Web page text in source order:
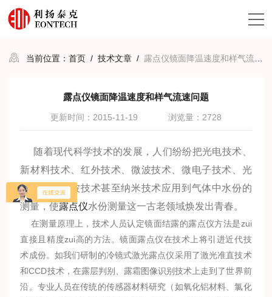
当前位置：首页 /技术文章 / 露点仪镜面降温速度和样气流速问题
露点仪镜面降温速度和样气流速问题
更新时间：2015-11-19 浏览量：2728
随着现代科学技术的发展，人们纷纷把光电技术、
新材料技术、红外技术、微波技术、微电子技术、光
纤技术、声波技术甚至纳米技术应用到气体中水份的
测量，使露点仪水份测量这一古老领域焕发出青春。
在测量原理上，技术人员认定镜面结露的露点仪方法是zui
直接且精度zui高的方法。镜面露点仪在技术上将引进近代技
术成份。如我们研制的冷镜式激光露点仪采用了激光准直技术
和CCD技术，在露层判别、露霜图像识别技术上走到了世界前
沿。专业人员在传统的传感器材料研究（如氧化铝材料、氯化